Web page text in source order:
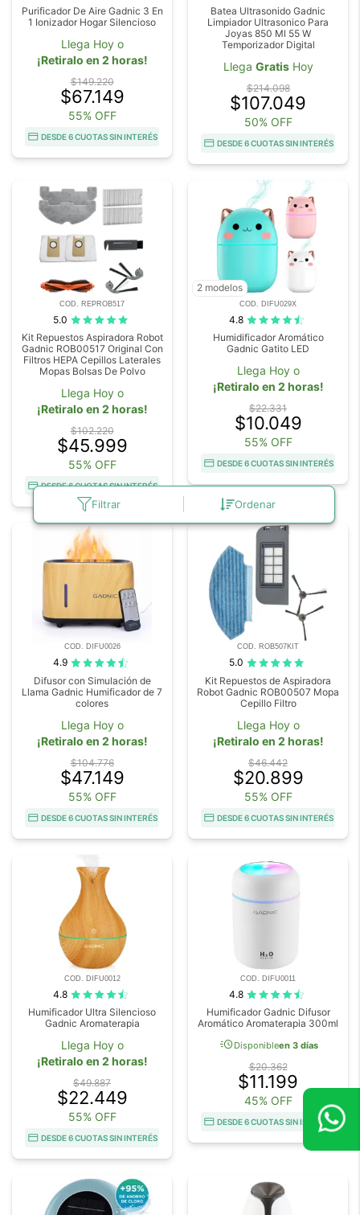
Filtrar Ordenar
Purificador De Aire Gadnic 3 En
1 Ionizador Hogar Silencioso
Llega Hoy o
¡Retiralo en 2 horas!
$149.220
$67.149
55% OFF
DESDE 6 CUOTAS SIN INTERÉS
Batea Ultrasonido Gadnic
Limpiador Ultrasonico Para
Joyas 850 Ml 55 W
Temporizador Digital
Llega GratisHoy
$214.098
$107.049
50% OFF
DESDE 6 CUOTAS SIN INTERÉS
COD. REPROB517
5.0
Kit Repuestos Aspiradora Robot
Gadnic ROB00517 Original Con
Filtros HEPA Cepillos Laterales
Mopas Bolsas De Polvo
Llega Hoy o
¡Retiralo en 2 horas!
$102.220
$45.999
55% OFF
DESDE 6 CUOTAS SIN INTERÉS
2 modelos
COD. DIFU029X
4.8
Humidificador Aromático
Gadnic Gatito LED
Llega Hoy o
¡Retiralo en 2 horas!
$22.331
$10.049
55% OFF
DESDE 6 CUOTAS SIN INTERÉS
COD. DIFU0026
4.9
Difusor con Simulación de
Llama Gadnic Humificador de 7
colores
Llega Hoy o
¡Retiralo en 2 horas!
$104.776
$47.149
55% OFF
DESDE 6 CUOTAS SIN INTERÉS
COD. ROB507KIT
5.0
Kit Repuestos de Aspiradora
Robot Gadnic ROB00507 Mopa
Cepillo Filtro
Llega Hoy o
¡Retiralo en 2 horas!
$46.442
$20.899
55% OFF
DESDE 6 CUOTAS SIN INTERÉS
COD. DIFU0012
4.8
Humificador Ultra Silencioso
Gadnic Aromaterapia
Llega Hoy o
¡Retiralo en 2 horas!
$49.887
$22.449
55% OFF
DESDE 6 CUOTAS SIN INTERÉS
COD. DIFU0011
4.8
Humificador Gadnic Difusor
Aromático Aromaterapia 300ml
acuteDisponibleen 3 días
$20.362
$11.199
45% OFF
DESDE 6 CUOTAS SIN INTERÉS